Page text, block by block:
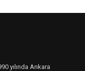
yılında Ankara